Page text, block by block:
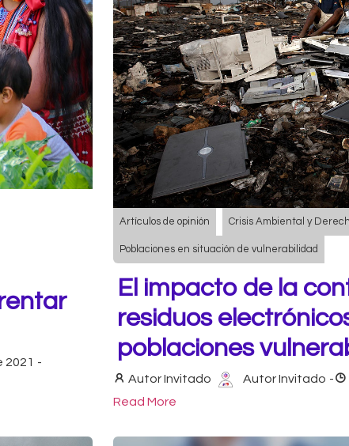
2021 -
Artículos de opinión Crisis Ambiental y
Poblaciones en situación de vulnerabilidad
El impacto de la
residuos
poblaciones
Autor Invitado Autor Invitado -
Read More